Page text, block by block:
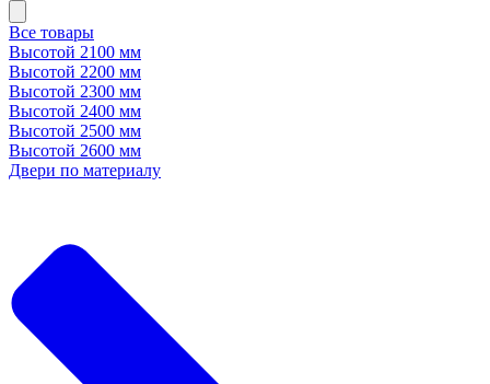
Все товары
Высотой 2100 мм
Высотой 2200 мм
Высотой 2300 мм
Высотой 2400 мм
Высотой 2500 мм
Высотой 2600 мм
Двери по материалу